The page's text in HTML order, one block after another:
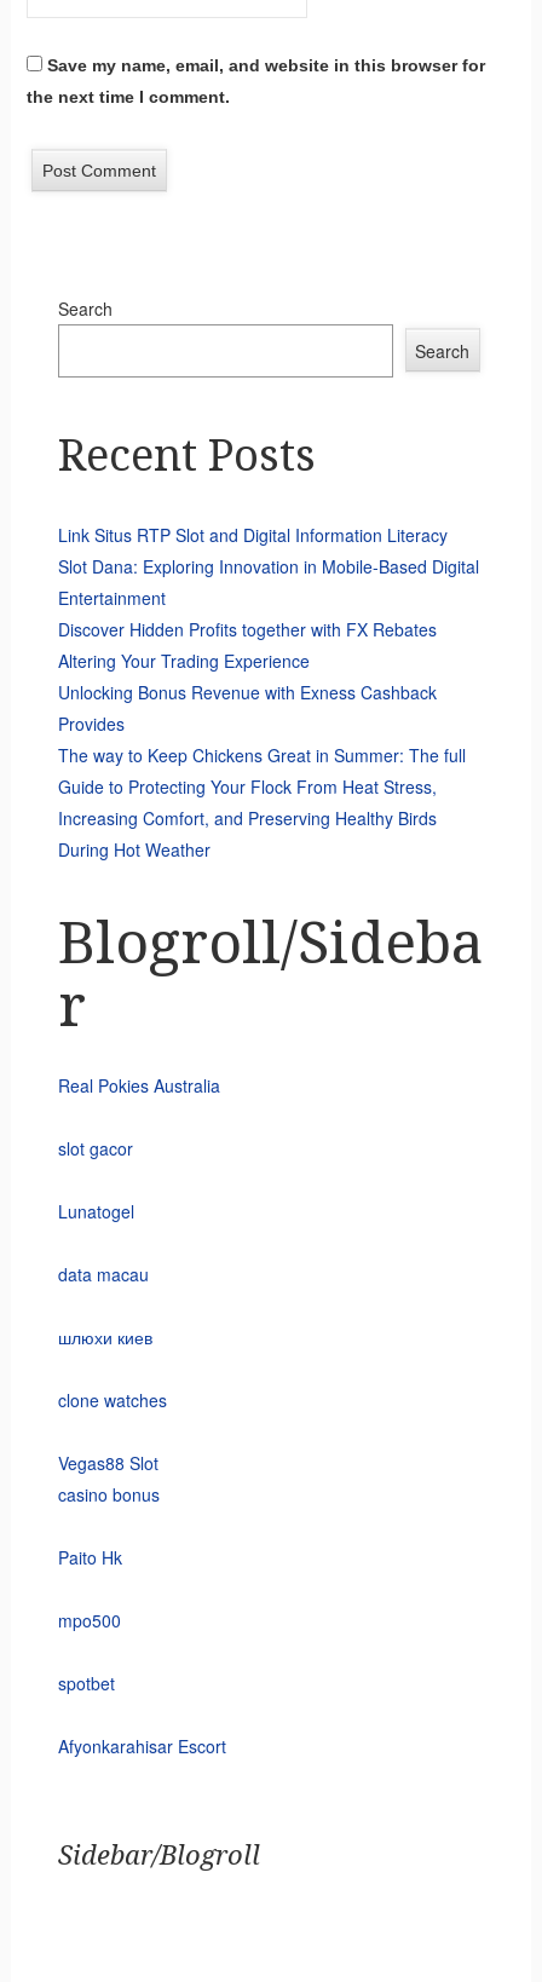
Save my name, email, and website in this browser for
the next time I comment.
Search
Search
Recent Posts
Link Situs RTP Slot and Digital Information Literacy
Slot Dana: Exploring Innovation in Mobile-Based Digital
Entertainment
Discover Hidden Profits together with FX Rebates
Altering Your Trading Experience
Unlocking Bonus Revenue with Exness Cashback
Provides
The way to Keep Chickens Great in Summer: The full
Guide to Protecting Your Flock From Heat Stress,
Increasing Comfort, and Preserving Healthy Birds
During Hot Weather
Blogroll/Sideba
r
Real Pokies Australia
slot gacor
Lunatogel
data macau
шлюхи киев
clone watches
Vegas88 Slot
casino bonus
Paito Hk
mpo500
spotbet
Afyonkarahisar Escort
Sidebar/Blogroll